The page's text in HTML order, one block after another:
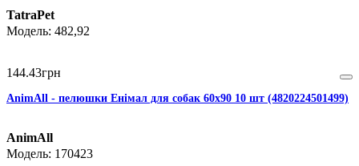
TatraPet
482,92
144.43грн
AnimAll - пелюшки Енімал для собак 60х90 10 шт (4820224501499)
AnimAll
170423